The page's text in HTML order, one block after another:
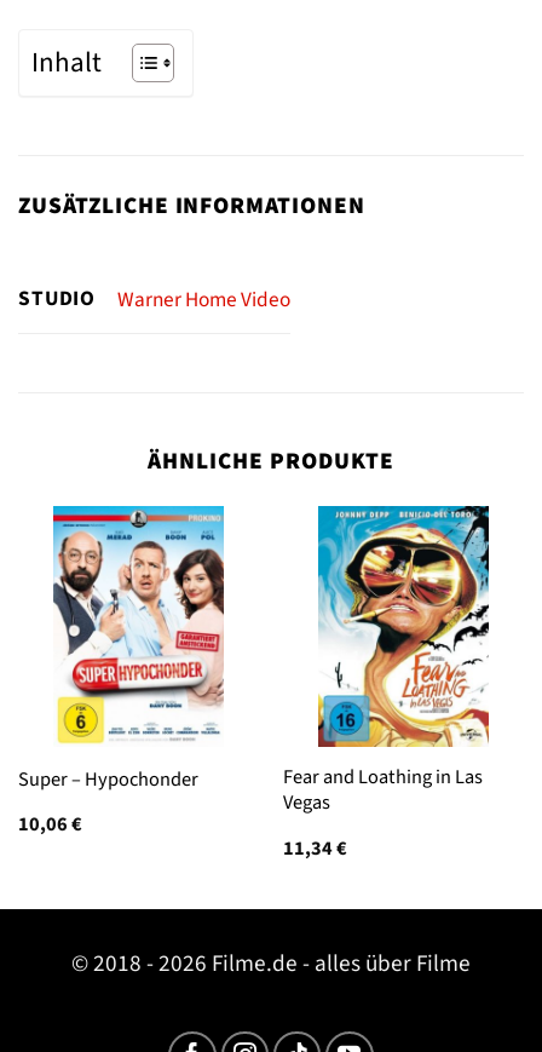
Inhalt
ZUSÄTZLICHE INFORMATIONEN
STUDIO Warner Home Video
ÄHNLICHE PRODUKTE
Super – Hypochonder
10,06€
Fear and Loathing in Las
Vegas
11,34€
© 2018 - 2026 Filme.de - alles über Filme